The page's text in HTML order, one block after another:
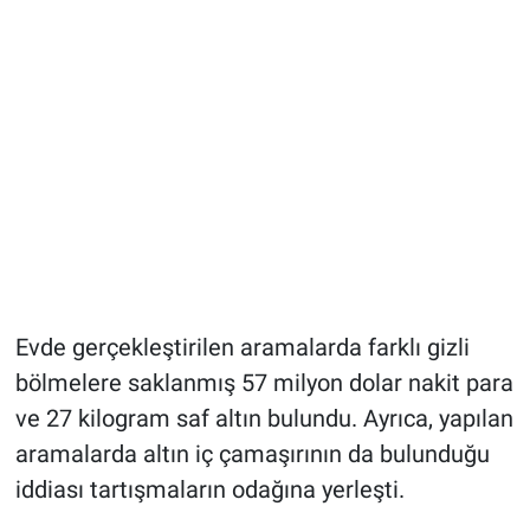
Evde gerçekleştirilen aramalarda farklı gizli
bölmelere saklanmış 57 milyon dolar nakit para
ve 27 kilogram saf altın bulundu. Ayrıca, yapılan
aramalarda altın iç çamaşırının da bulunduğu
iddiası tartışmaların odağına yerleşti.